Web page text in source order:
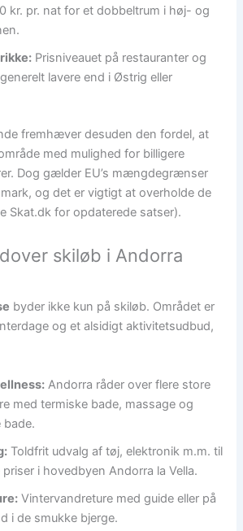
kr. pr. nat for et dobbeltrum i høj- og
Prisniveauet på restauranter og
lavere end i Østrig eller
fremhæver desuden den fordel, at
med mulighed for billigere
Dog gælder EU’s mængdegrænser
og det er vigtigt at overholde de
Skat.dk for opdaterede satser).
skiløb i Andorra
byder ikke kun på skiløb. Området er
og et alsidigt aktivitetsudbud,
Andorra råder over flere store
med termiske bade, massage og
bade.
Toldfrit udvalg af tøj, elektronik m.m. til
i hovedbyen Andorra la Vella.
Vintervandreture med guide eller på
i de smukke bjerge.